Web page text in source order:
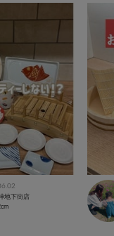
地下街店